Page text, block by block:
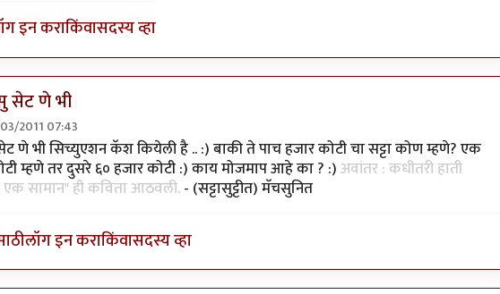
इन कराकिंवासदस्य व्हा
सेट णे भी
2011 07:43
हुकला तो संपला. कविताbyरेवती
णे भी सिच्युएशन कॅश कियेली है .. :) बाकी ते पाच हजार कोटी चा सट्टा कोण म्हणे? एक
म्हणे तर दुसरे ६० हजार कोटी :) काय मोजमाप आहे का ? :)अवांतर : कधीतरी हाती
सामान" ही कविता आठवली.- (सट्टासुट्टीत) मॅचसुनित
लॉग इन कराकिंवासदस्य व्हा